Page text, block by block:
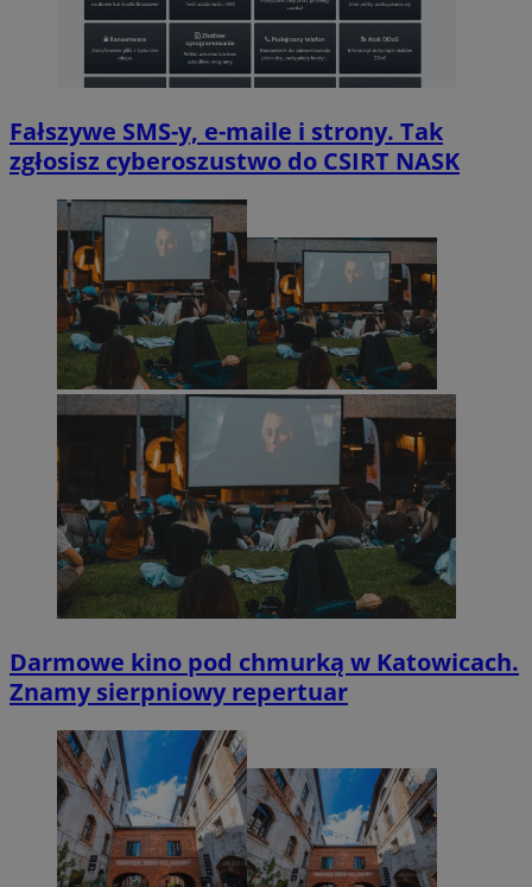
Fałszywe SMS-y, e-maile i strony. Tak
zgłosisz cyberoszustwo do CSIRT NASK
Darmowe kino pod chmurką w Katowicach.
Znamy sierpniowy repertuar